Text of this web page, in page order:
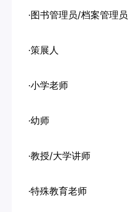
·图书管理员/档案管理员
·策展人
·小学老师
·幼师
·教授/大学讲师
·特殊教育老师